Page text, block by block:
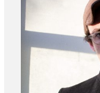
música
servido como
del emo rap.